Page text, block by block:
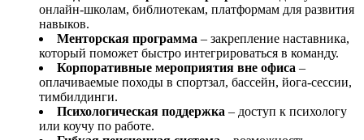
онлайн‑школам, библиотекам, платформам для развития
навыков.
Менторская программа – закрепление наставника,
который поможет быстро интегрироваться в команду.
Корпоративные мероприятия вне офиса –
оплачиваемые походы в спортзал, бассейн, йога‑сессии,
тимбилдинги.
Психологическая поддержка – доступ к психологу
или коучу по работе.